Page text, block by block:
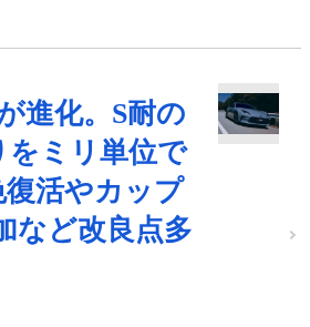
進化。S耐の
をミリ単位で
活やカップ
など改良点多